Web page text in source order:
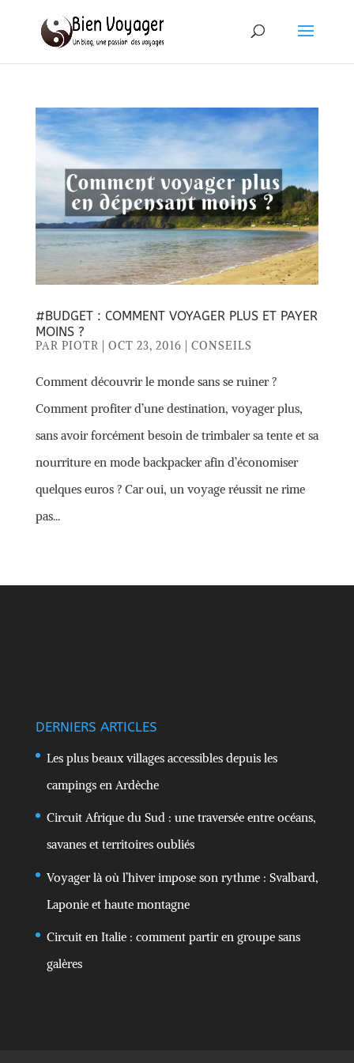
#BUDGET : COMMENT VOYAGER PLUS ET PAYER
MOINS ?
PAR PIOTR OCT 23, 2016 CONSEILS
Comment découvrir le monde sans se ruiner ?
Comment profiter d’une destination, voyager plus,
sans avoir forcément besoin de trimbaler sa tente et sa
nourriture en mode backpacker afin d’économiser
quelques euros ? Car oui, un voyage réussit ne rime
pas...
DERNIERS ARTICLES
Les plus beaux villages accessibles depuis les
campings en Ardèche
Circuit Afrique du Sud : une traversée entre océans,
savanes et territoires oubliés
Voyager là où l’hiver impose son rythme : Svalbard,
Laponie et haute montagne
Circuit en Italie : comment partir en groupe sans
galères